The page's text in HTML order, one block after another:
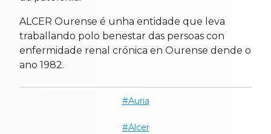
ALCER Ourense é unha entidade que leva
traballando polo benestar das persoas con
enfermidade renal crónica en Ourense dende o
ano 1982.
Auria
Alcer